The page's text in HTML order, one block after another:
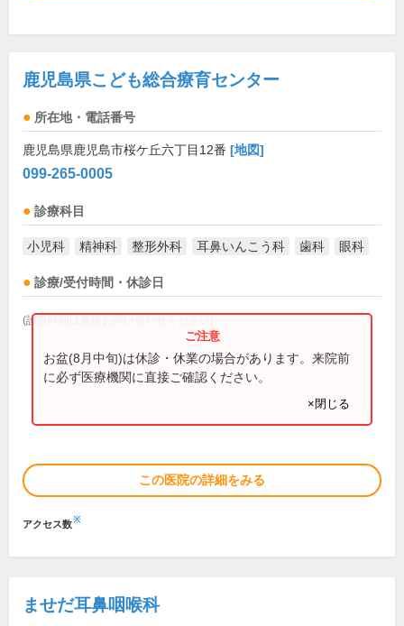
鹿児島県こども総合療育センター
所在地・電話番号
鹿児島県鹿児島市桜ケ丘六丁目12番 [地図]
099-265-0005
診療科目
小児科 精神科 整形外科 耳鼻いんこう科 歯科 眼科
診療/受付時間・休診日
(診療時間は直接お問い合わせください)
お盆(8月中旬)は休診・休業の場合があります。来院前
に必ず医療機関に直接ご確認ください。
×閉じる
この医院の詳細をみる
アクセス数※
ませだ耳鼻咽喉科